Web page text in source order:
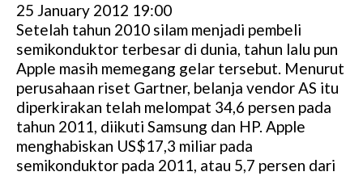
25 January 2012 19:00
Setelah tahun 2010 silam menjadi pembeli
semikonduktor terbesar di dunia, tahun lalu pun
Apple masih memegang gelar tersebut. Menurut
perusahaan riset Gartner, belanja vendor AS itu
diperkirakan telah melompat 34,6 persen pada
tahun 2011, diikuti Samsung dan HP. Apple
menghabiskan US$17,3 miliar pada
semikonduktor pada 2011, atau 5,7 persen dari